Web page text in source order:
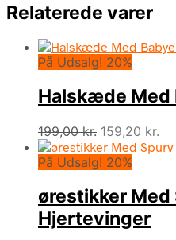
Relaterede varer
På Udsalg! 20%
Halskæde Med
199,00kr. Den
oprindelige
pris
199,00 kr..
159,20 kr.
På Udsalg! 20%
ørestikker Med
Hjertevinger